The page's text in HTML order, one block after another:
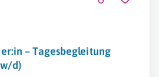
– Tagesbegleitung
d)